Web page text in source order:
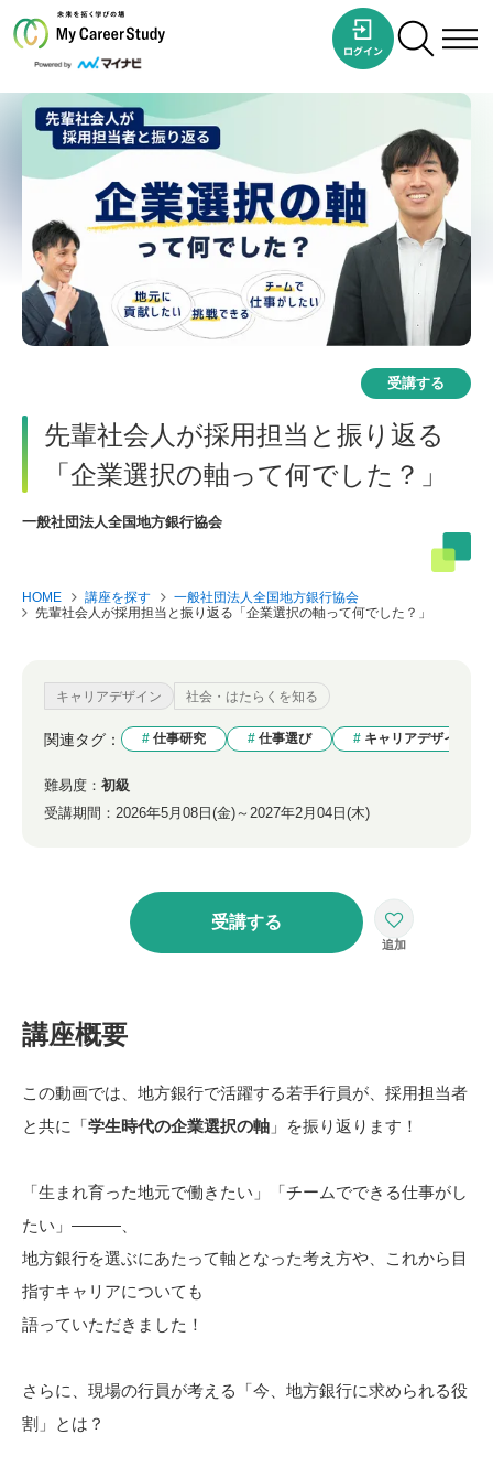
受講する
先輩社会人が採用担当と振り返る
「企業選択の軸って何でした？」
一般社団法人全国地方銀行協会
HOME 講座を探す
一般社団法人全国地方銀行協会
先輩社会人が採用担当と振り返る「企業選択の軸って何でした？」
キャリアデザイン 社会・はたらくを知る
関連タグ： 仕事研究 仕事選び キャリアデザイン
難易度： 初級
受講期間： 2026年5月08日(金)～2027年2月04日(木)
受講する
講座概要
この動画では、地方銀行で活躍する若手行員が、採用担当者
と共に「学生時代の企業選択の軸 」を振り返ります！
「生まれ育った地元で働きたい」「チームでできる仕事がし
たい」―――、
地方銀行を選ぶにあたって軸となった考え方や、これから目
指すキャリアについても
語っていただきました！
さらに、現場の行員が考える「今、地方銀行に求められる役
割」とは？